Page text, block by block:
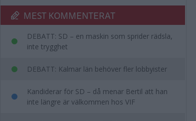
MEST KOMMENTERAT
DEBATT: SD – en maskin som sprider rädsla,
inte trygghet
DEBATT: Kalmar län behöver fler lobbyister
Kandiderar för SD – då menar Bertil att han
inte längre är välkommen hos VIF